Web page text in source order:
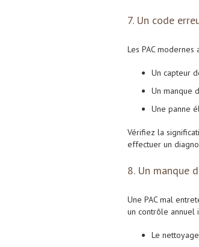
7. Un code
Les PAC
Un capteur
Un manque
Une panne
Vérifiez la
effectuer un
8. Un manque
Une PAC mal
un contrôle annuel
Le